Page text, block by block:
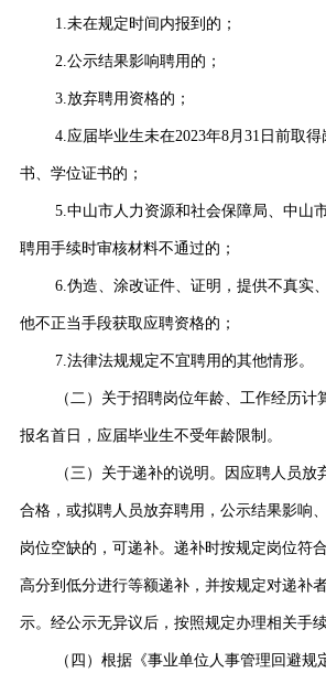
1.未在规定时间内报到的；
2.公示结果影响聘用的；
3.放弃聘用资格的；
4.应届毕业生未在2023年8月31日前取
书、学位证书的；
5.中山市人力资源和社会保障局、中山
聘用手续时审核材料不通过的；
6.伪造、涂改证件、证明，提供不真实
他不正当手段获取应聘资格的；
7.法律法规规定不宜聘用的其他情形。
（二）关于招聘岗位年龄、工作经历
报名首日，应届毕业生不受年龄限制。
（三）关于递补的说明。因应聘人员放
合格，或拟聘人员放弃聘用，公示结果影响
岗位空缺的，可递补。递补时按规定岗位符
高分到低分进行等额递补，并按规定对递补
示。经公示无异议后，按照规定办理相关手续
（四）根据《事业单位人事管理回避规